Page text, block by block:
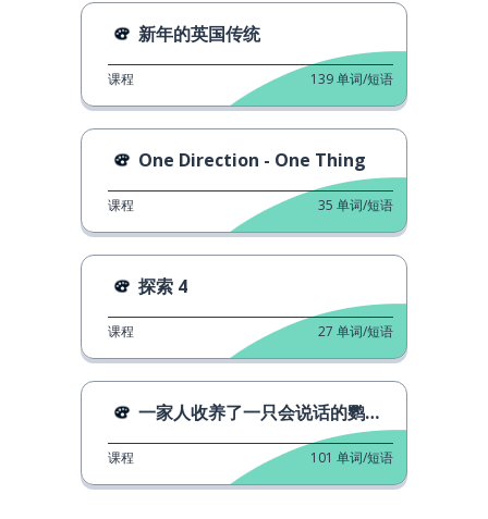
新年的英国传统
课程 139单词/短语
One Direction - One Thing
课程 35 单词/短语
探索 4
课程 27 单词/短语
一家人收养了一只会说话的鹦鹉。
课程 101 单词/短语